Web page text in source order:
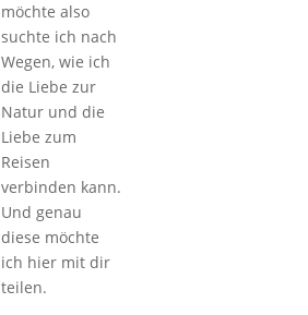
möchte also
suchte ich nach
Wegen, wie ich
die Liebe zur
Natur und die
Liebe zum
Reisen
verbinden kann.
Und genau
diese möchte
ich hier mit dir
teilen.